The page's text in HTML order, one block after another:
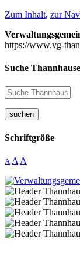
Zum Inhalt, zur
https://www.vg-
Suche
suchen
Schriftgröße
A A A